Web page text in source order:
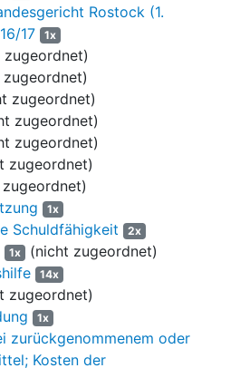
Frau ... mit ihrer Verteidigung
Bevollmächtigung wird
Verfügung vom 25.03.2024 am
und 30).
Nürnberg vom 18.04.2024
Weißenburg vom
zur Bewährung widerrufen
traf die Vorsitzende folgende
„sofortige Beschwerde“ an
Serviceeinheit handschriftlich (Bl.
Rostock (1.
17
1x
zugeordnet)
zugeordnet)
zugeordnet)
zugeordnet)
1x
Schuldfähigkeit 2x
1x (nicht zugeordnet)
14x
zugeordnet)
1x
zurückgenommenem oder
Kosten der